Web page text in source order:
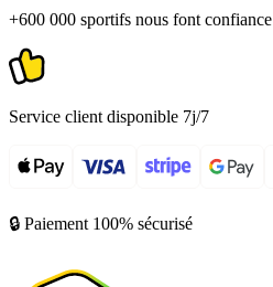
+600 000 sportifs nous font confiance
Service client disponible 7j/7
🔒 Paiement 100% sécurisé